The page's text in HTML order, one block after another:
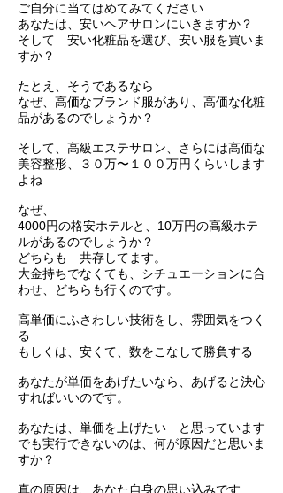
ご自分に当てはめてみてください
あなたは、安いヘアサロンにいきますか？
そして 安い化粧品を選び、安い服を買いま
すか？
たとえ、そうであるなら
なぜ、高価なブランド服があり、高価な化粧
品があるのでしょうか？
そして、高級エステサロン、さらには高価な
美容整形、３０万〜１００万円くらいします
よね
なぜ、
4000円の格安ホテルと、10万円の高級ホテ
ルがあるのでしょうか？
どちらも 共存してます。
大金持ちでなくても、シチュエーションに合
わせ、どちらも行くのです。
高単価にふさわしい技術をし、雰囲気をつく
る
もしくは、安くて、数をこなして勝負する
あなたが単価をあげたいなら、あげると決心
すればいいのです。
あなたは、単価を上げたい と思っています
でも実行できないのは、 何が原因だと思いま
すか？
真の原因は、あなた自身の思い込みです